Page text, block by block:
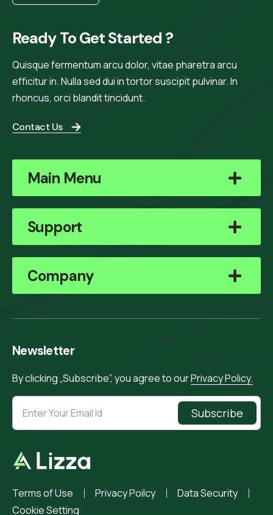
Ready To Get Started ?
Quisque fermentum arcu dolor, vitae pharetra arcu
efficitur in. Nulla sed dui in tortor suscipit pulvinar. In
rhoncus, orci blandit tincidunt.
Contact Us
Main Menu
Support
Company
Terms of Use Privacy Poilcy
Data Security
Cookie Setting
Newsletter
By clicking „Subscribe”, you agree to ourPrivacy Policy.
Subscribe